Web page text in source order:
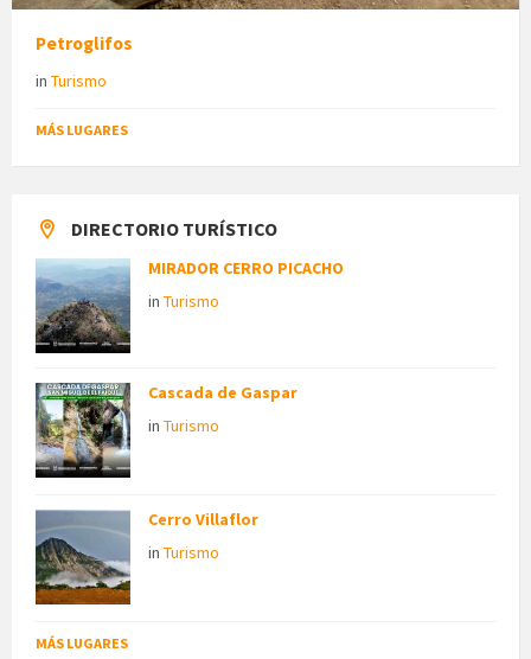
Petroglifos
in Turismo
MÁS LUGARES
DIRECTORIO TURÍSTICO
MIRADOR CERRO PICACHO
in Turismo
Cascada de Gaspar
in Turismo
Cerro Villaflor
in Turismo
MÁS LUGARES